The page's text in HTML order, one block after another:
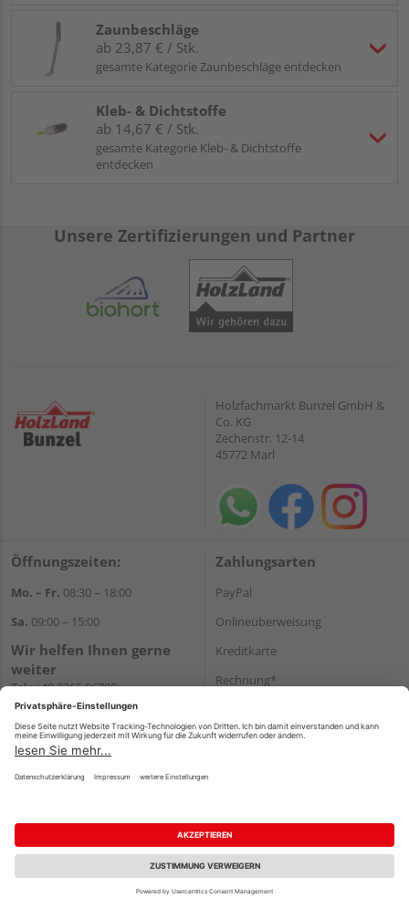
Zaunbeschläge
ab 23,87 € / Stk.
gesamte Kategorie Zaunbeschläge entdecken
Kleb- & Dichtstoffe
ab 14,67 € / Stk.
gesamte Kategorie Kleb- & Dichtstoffe
entdecken
Unsere Zertifizierungen und Partner
Holzfachmarkt Bunzel GmbH &
Co. KG
Zechenstr. 12-14
45772 Marl
Öffnungszeiten:
Mo. – Fr. 08:30 – 18:00
Sa. 09:00 – 15:00
Wir helfen Ihnen gerne
weiter
Tel.:+49 2365 96780
E-Mail:info@bunzel.de
WhatsApp
Zahlungsarten
PayPal
Onlineüberweisung
Kreditkarte
Rechnung*
Versand
Impressum AGB Widerruf
Datenschutz
Reservierungsbedingungen
Vertrag widerrufen